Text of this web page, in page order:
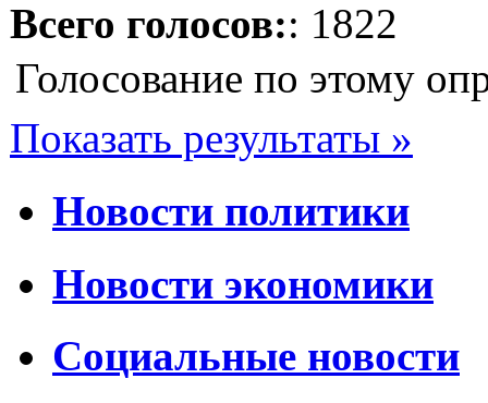
Всего голосов:: 1822
Голосование по этому
Показать результаты »
Новости политики
Новости экономики
Социальные новости